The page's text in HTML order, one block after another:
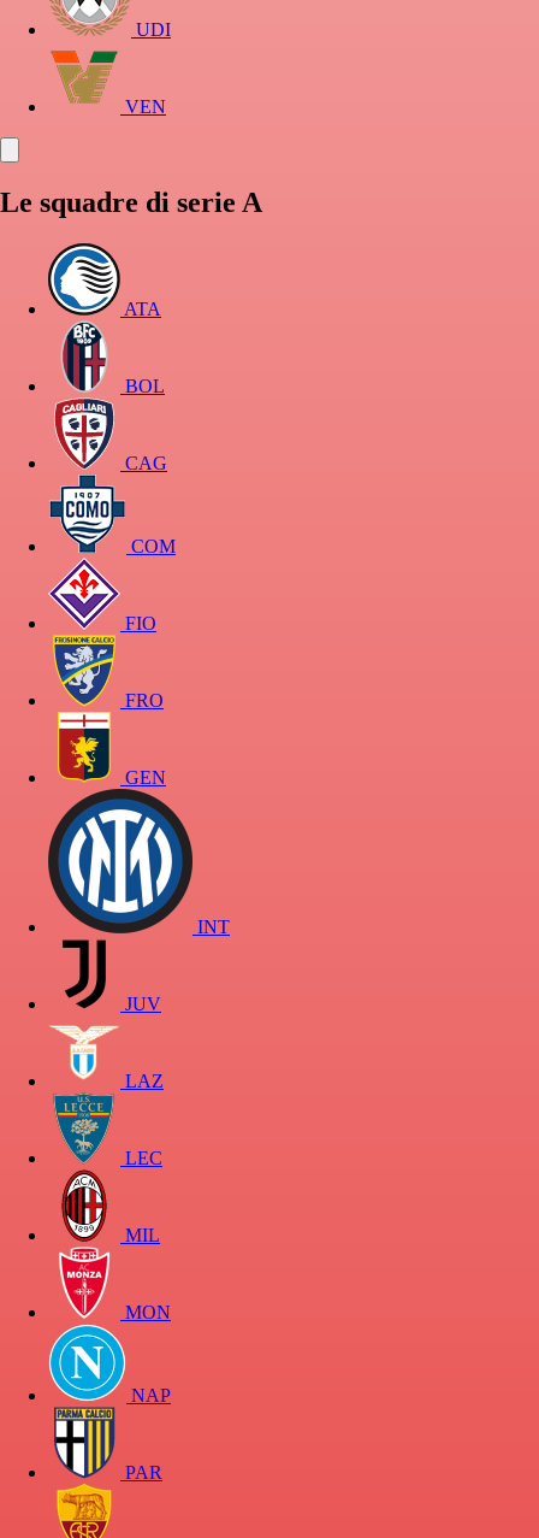
UDI
VEN
Le squadre di serie A
ATA
BOL
CAG
COM
FIO
FRO
GEN
INT
JUV
LAZ
LEC
MIL
MON
NAP
PAR